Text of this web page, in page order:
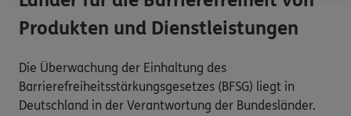
Produkten und Dienstleistungen
Die Überwachung der Einhaltung des
Barrierefreiheitsstärkungsgesetzes (BFSG) liegt in
Deutschland in der Verantwortung der Bundesländer.